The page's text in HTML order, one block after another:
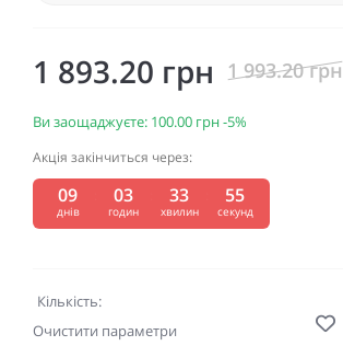
1 893.20 грн 1 993.20 грн
Ви заощаджуєте: 100.00 грн-5%
Акція закінчиться через:
09
днів
03
годин
33
хвилин
54
секунд
Кількість:
Очистити параметри